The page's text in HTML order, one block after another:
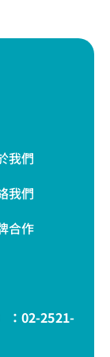
我們
我們
合作
： 02-2521-